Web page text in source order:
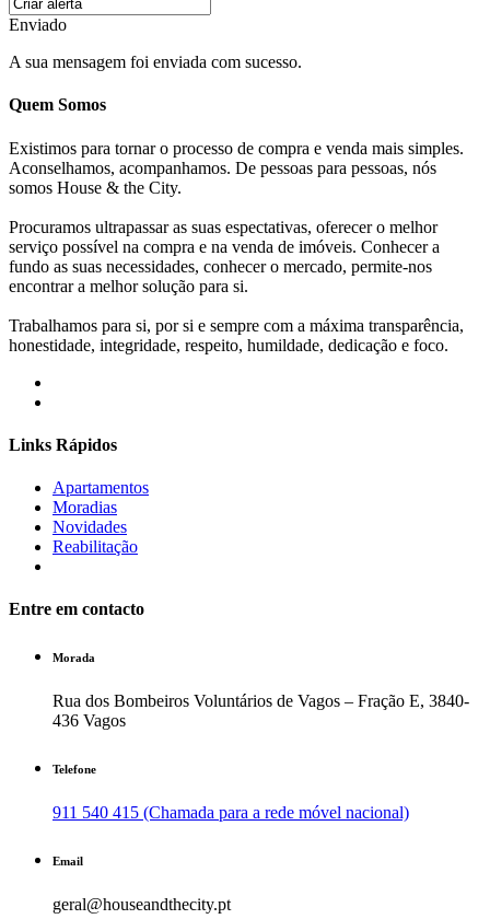
Enviado
A sua mensagem foi enviada com sucesso.
Quem Somos
Existimos para tornar o processo de compra e venda mais simples.
Aconselhamos, acompanhamos. De pessoas para pessoas, nós
somos House & the City.
Procuramos ultrapassar as suas espectativas, oferecer o melhor
serviço possível na compra e na venda de imóveis. Conhecer a
fundo as suas necessidades, conhecer o mercado, permite-nos
encontrar a melhor solução para si.
Trabalhamos para si, por si e sempre com a máxima transparência,
honestidade, integridade, respeito, humildade, dedicação e foco.
Links Rápidos
Apartamentos
Moradias
Novidades
Reabilitação
Entre em contacto
Morada
Rua dos Bombeiros Voluntários de Vagos – Fração E, 3840-
436 Vagos
Telefone
911 540 415 (Chamada para a rede móvel nacional)
Email
geral@houseandthecity.pt